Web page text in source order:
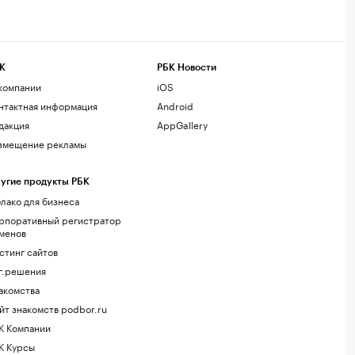
информация
рекламы
продукты РБК
для бизнеса
регистратор
сайтов
знакомств podbor.ru
Компании
Курсы
РБК Новости
iOS
Android
AppGallery